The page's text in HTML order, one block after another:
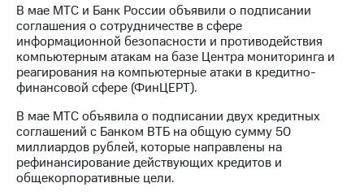
В мае МТС и Банк России объявили о подписании
соглашения о сотрудничестве в сфере
информационной безопасности и противодействия
компьютерным атакам на базе Центра мониторинга и
реагирования на компьютерные атаки в кредитно-
финансовой сфере (ФинЦЕРТ).
В мае МТС объявила о подписании двух кредитных
соглашений с Банком ВТБ на общую сумму 50
миллиардов рублей, которые направлены на
рефинансирование действующих кредитов и
общекорпоративные цели.